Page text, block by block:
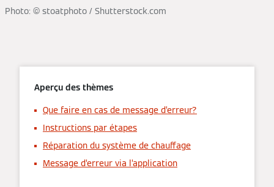
Photo: © stoatphoto / Shutterstock.com
Aperçu des thèmes
Que faire en cas de message d’erreur?
Instructions par étapes
Réparation du système de chauffage
Message d’erreur via l’application